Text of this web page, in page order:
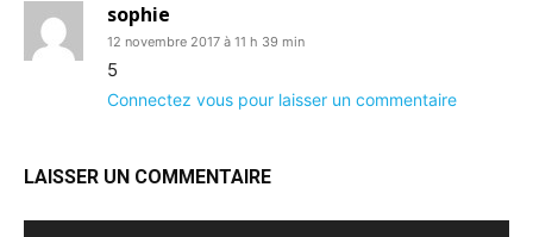
sophie
12 novembre 2017 à 11 h 39 min
5
Connectez vous pour laisser un commentaire
LAISSER UN COMMENTAIRE